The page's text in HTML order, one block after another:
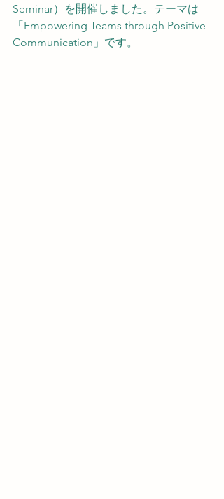
Seminar）を開催しました。テーマは
「Empowering Teams through Positive
Communication」です。